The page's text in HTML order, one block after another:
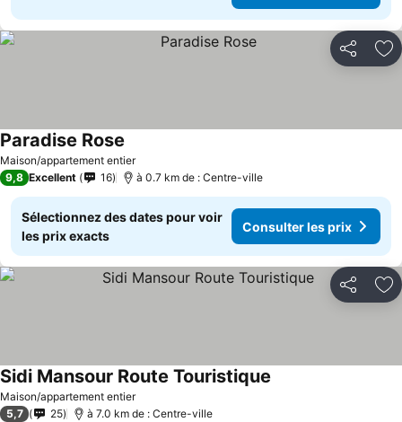
Partager
Maison/appartement entier
Paradise Rose
9,8 Excellent 16 à 0.7 km de : Centre-ville
Sélectionnez des dates pour voir
les prix exacts
Consulter les prix
Partager
Maison/appartement entier
Sidi Mansour Route Touristique
5,7 25 à 7.0 km de : Centre-ville